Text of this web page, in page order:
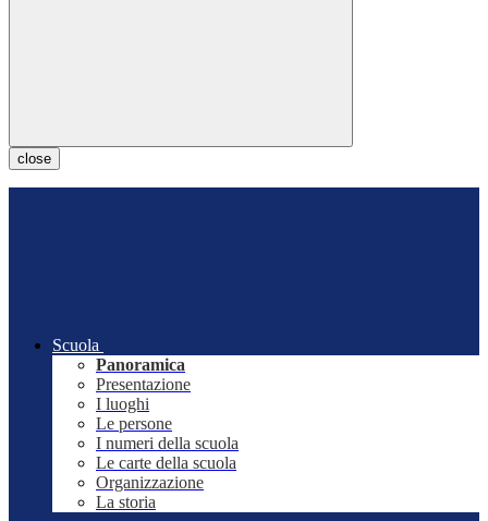
close
Scuola
Panoramica
Presentazione
I luoghi
Le persone
I numeri della scuola
Le carte della scuola
Organizzazione
La storia